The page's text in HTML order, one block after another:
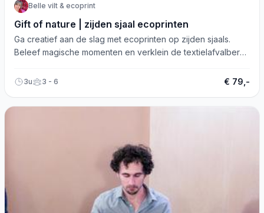
Belle vilt & ecoprint
Gift of nature | zijden sjaal ecoprinten
Ga creatief aan de slag met ecoprinten op zijden sjaals.
Beleef magische momenten en verklein de textielafvalberg.
3u 3 - 6 € 79,-